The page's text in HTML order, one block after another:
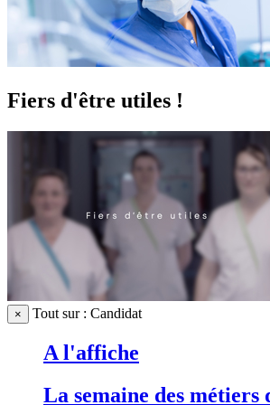
Fiers d'être utiles !
× Tout sur : Candidat
A l'affiche
La semaine des métiers